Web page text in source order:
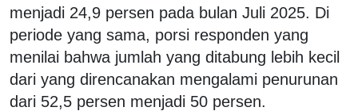
menjadi 24,9 persen pada bulan Juli 2025. Di
periode yang sama, porsi responden yang
menilai bahwa jumlah yang ditabung lebih kecil
dari yang direncanakan mengalami penurunan
dari 52,5 persen menjadi 50 persen.